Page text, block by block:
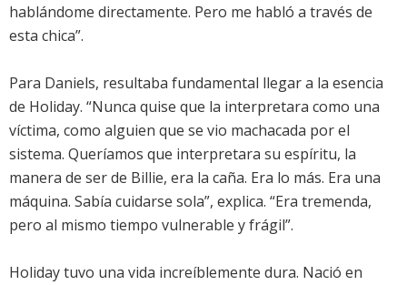
hablándome directamente. Pero me habló a través de
esta chica”.
Para Daniels, resultaba fundamental llegar a la esencia
de Holiday. “Nunca quise que la interpretara como una
víctima, como alguien que se vio machacada por el
sistema. Queríamos que interpretara su espíritu, la
manera de ser de Billie, era la caña. Era lo más. Era una
máquina. Sabía cuidarse sola”, explica. “Era tremenda,
pero al mismo tiempo vulnerable y frágil”.
Holiday tuvo una vida increíblemente dura. Nació en